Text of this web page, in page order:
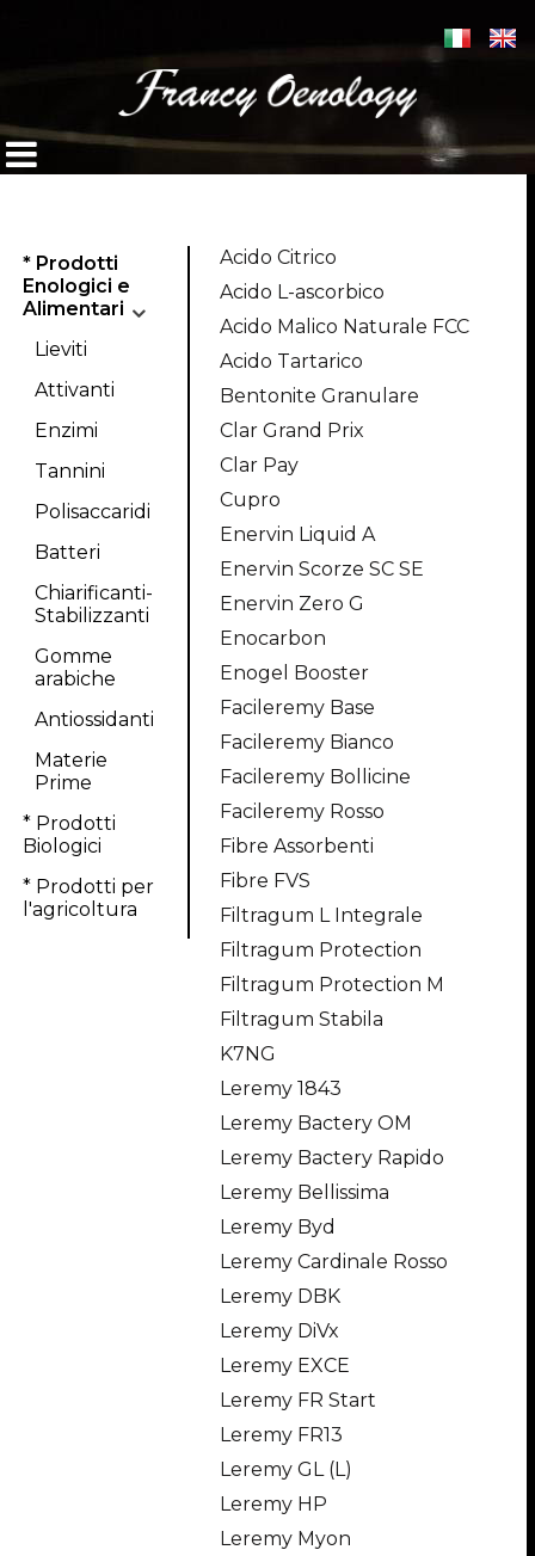
* Prodotti
Enologici e
Alimentari
Lieviti
Attivanti
Enzimi
Tannini
Polisaccaridi
Batteri
Chiarificanti-
Stabilizzanti
Gomme
arabiche
Antiossidanti
Materie
Prime
* Prodotti
Biologici
* Prodotti per
l'agricoltura
Acido Citrico
Acido L-ascorbico
Acido Malico Naturale FCC
Acido Tartarico
Bentonite Granulare
Clar Grand Prix
Clar Pay
Cupro
Enervin Liquid A
Enervin Scorze SC SE
Enervin Zero G
Enocarbon
Enogel Booster
Facileremy Base
Facileremy Bianco
Facileremy Bollicine
Facileremy Rosso
Fibre Assorbenti
Fibre FVS
Filtragum L Integrale
Filtragum Protection
Filtragum Protection M
Filtragum Stabila
K7NG
Leremy 1843
Leremy Bactery OM
Leremy Bactery Rapido
Leremy Bellissima
Leremy Byd
Leremy Cardinale Rosso
Leremy DBK
Leremy DiVx
Leremy EXCE
Leremy FR Start
Leremy FR13
Leremy GL (L)
Leremy HP
Leremy Myon